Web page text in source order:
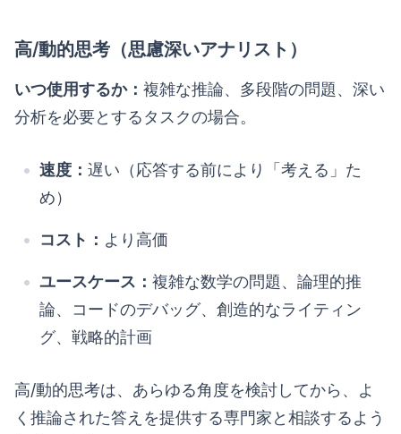
高/動的思考（思慮深いアナリスト）
いつ使用するか： 複雑な推論、多段階の問題、深い
分析を必要とするタスクの場合。
速度： 遅い（応答する前により「考える」た
め）
コスト： より高価
ユースケース： 複雑な数学の問題、論理的推
論、コードのデバッグ、創造的なライティン
グ、戦略的計画
高/動的思考は、あらゆる角度を検討してから、よ
く推論された答えを提供する専門家と相談するよう